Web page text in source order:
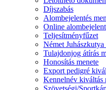
Díjszabás
Alombejelentés
Online
Teljesítményfűzet
Német
Tulajdonjog átírás
Honosítás menete
Export pedigré
Kennelnév kiváltás
Szövetségi/